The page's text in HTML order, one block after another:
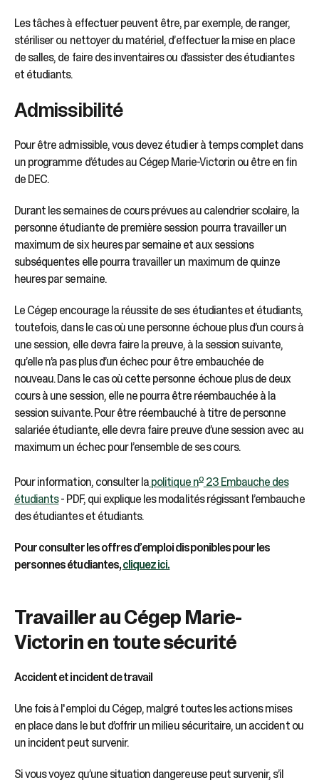
toucher
et
glisser.
Les tâches à effectuer peuvent être, par exemple, de ranger,
stériliser ou nettoyer du matériel, d’effectuer la mise en place
de salles, de faire des inventaires ou d’assister des étudiantes
et étudiants.
Admissibilité
Pour être admissible, vous devez étudier à temps complet dans
un programme d’études au Cégep Marie-Victorin ou être en fin
de DEC.
Durant les semaines de cours prévues au calendrier scolaire, la
personne étudiante de première session pourra travailler un
maximum de six heures par semaine et aux sessions
subséquentes elle pourra travailler un maximum de quinze
heures par semaine.
Le Cégep encourage la réussite de ses étudiantes et étudiants,
toutefois, dans le cas où une personne échoue plus d’un cours à
une session, elle devra faire la preuve, à la session suivante,
qu’elle n’a pas plus d’un échec pour être embauchée de
nouveau. Dans le cas où cette personne échoue plus de deux
cours à une session, elle ne pourra être réembauchée à la
session suivante. Pour être réembauché à titre de personne
salariée étudiante, elle devra faire preuve d’une session avec au
maximum un échec pour l’ensemble de ses cours.
Pour information, consulter lapolitique no23 Embauche des
étudiants- PDF, qui explique les modalités régissant l’embauche
des étudiantes et étudiants.
Pour consulter les offres d’emploi disponibles pour les
personnes étudiantes,cliquez ici.
Travailler au Cégep Marie-
Victorin en toute sécurité
Accident et incident de travail
Une fois à l'emploi du Cégep, malgré toutes les actions mises
en place dans le but d’offrir un milieu sécuritaire, un accident ou
un incident peut survenir.
Si vous voyez qu’une situation dangereuse peut survenir, s’il